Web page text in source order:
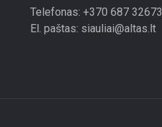
Telefonas: +370 687 32673
El. paštas: siauliai@altas.lt